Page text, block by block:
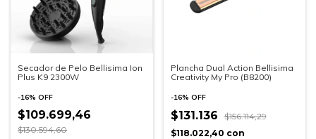
Secador de Pelo Bellisima Ion
Plus K9 2300W
-16% OFF
$109.699,46
$130.594,60
Plancha Dual Action Bellisima
Creativity My Pro (B8200)
-16% OFF
$131.136
$156.114,29
$118.022,40 con